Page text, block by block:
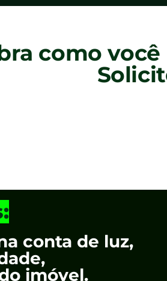
como
conta de luz,
imóvel.